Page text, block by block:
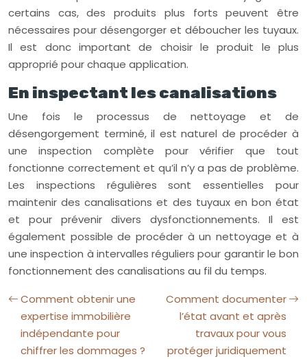
certains cas, des produits plus forts peuvent être
nécessaires pour désengorger et déboucher les tuyaux.
Il est donc important de choisir le produit le plus
approprié pour chaque application.
En inspectant les canalisations
Une fois le processus de nettoyage et de
désengorgement terminé, il est naturel de procéder à
une inspection complète pour vérifier que tout
fonctionne correctement et qu’il n’y a pas de problème.
Les inspections régulières sont essentielles pour
maintenir des canalisations et des tuyaux en bon état
et pour prévenir divers dysfonctionnements. Il est
également possible de procéder à un nettoyage et à
une inspection à intervalles réguliers pour garantir le bon
fonctionnement des canalisations au fil du temps.
Comment obtenir une
expertise immobilière
indépendante pour
chiffrer les dommages ?
Comment documenter
l’état avant et après
travaux pour vous
protéger juridiquement